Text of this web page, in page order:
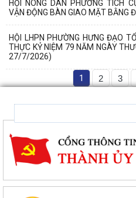
HỘI NÔNG DÂN PHƯỜNG TÍCH
VẬN ĐỘNG BÀN GIAO MẶT BẰNG
HỘI LHPN PHƯỜNG HƯNG ĐẠO
THỰC KỶ NIỆM 79 NĂM NGÀY
27/7/2026)
1 2 3